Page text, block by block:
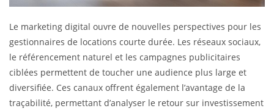
Le marketing digital ouvre de nouvelles perspectives pour les
gestionnaires de locations courte durée. Les réseaux sociaux,
le référencement naturel et les campagnes publicitaires
ciblées permettent de toucher une audience plus large et
diversifiée. Ces canaux offrent également l’avantage de la
traçabilité, permettant d’analyser le retour sur investissement